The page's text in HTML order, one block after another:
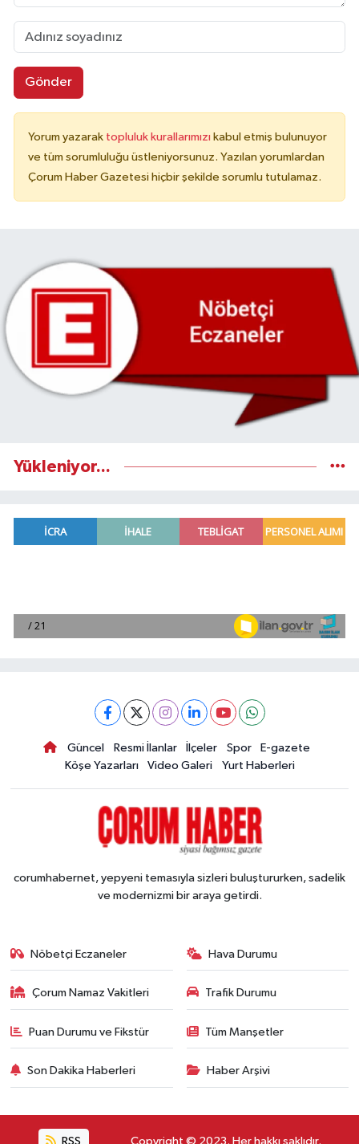
Gönder
Yorum yazarak topluluk kurallarımızı kabul etmiş bulunuyor
ve tüm sorumluluğu üstleniyorsunuz. Yazılan yorumlardan
Çorum Haber Gazetesi hiçbir şekilde sorumlu tutulamaz.
Yükleniyor...
Güncel Resmi İlanlar İlçeler Spor
E-gazete
Köşe Yazarları
Video Galeri Yurt Haberleri
corumhabernet, yepyeni temasıyla sizleri buluştururken, sadelik
ve modernizmi bir araya getirdi.
Nöbetçi Eczaneler Hava Durumu
Çorum Namaz Vakitleri Trafik Durumu
Puan Durumu ve Fikstür Tüm Manşetler
Son Dakika Haberleri Haber Arşivi
RSS Copyright © 2023. Her hakkı saklıdır.